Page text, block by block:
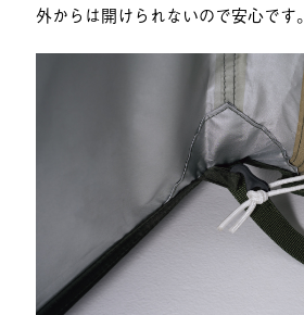
外からは開けられないので安心です。